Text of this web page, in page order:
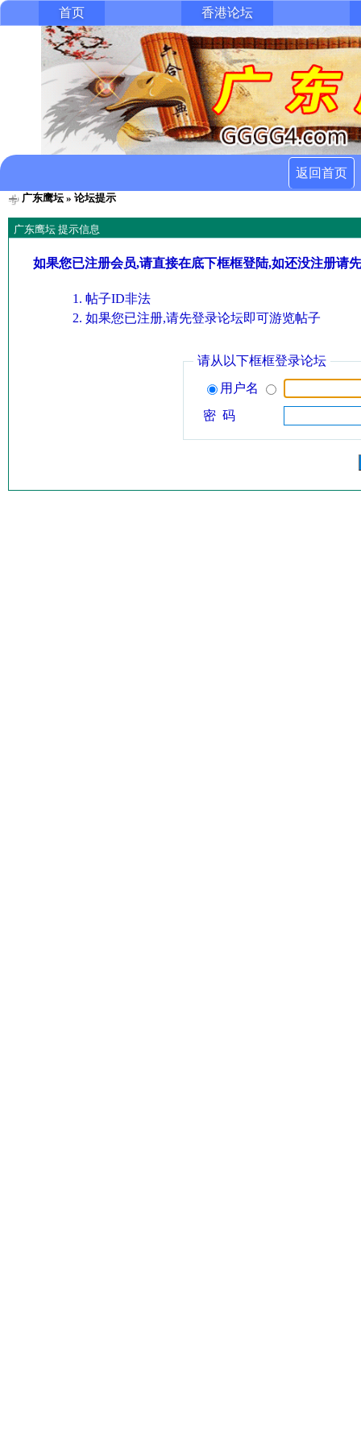
首页 香港论坛
返回首页
广东鹰坛» 论坛提示
广东鹰坛 提示信息
如果您已注册会员,请直接在底下框框登陆,如还没注册请
帖子ID非法
如果您已注册,请先登录论坛即可游览帖子
请从以下框框登录论坛
用户名
密 码